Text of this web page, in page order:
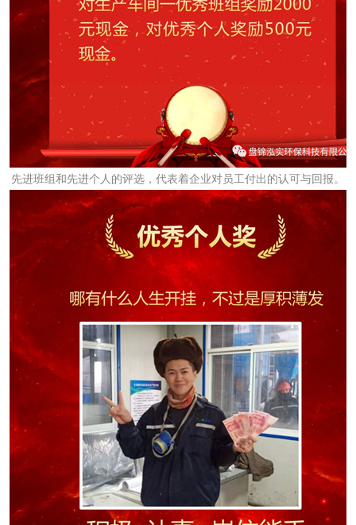
先进班组和先进个人的评选，代表着企业对员工付出的认可与回报。